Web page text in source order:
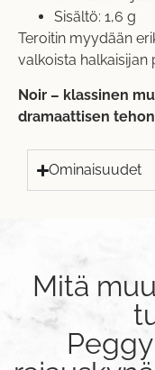
Sisältö: 1,6 g
Teroitin myydään
valkoista halkaisijan
Noir – klassinen
dramaattisen
Ominaisuudet
Mitä